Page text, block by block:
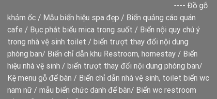
---- Đồ gỗ
khảm ốc / Mẫu biển hiệu spa đẹp / Biển quảng cáo quán
cafe / Bục phát biểu mica trong suốt / Biển nội quy chú ý
trong nhà vệ sinh toilet / biển trượt thay đổi nội dung
phòng ban/ Biển chỉ dẫn khu Restroom, homestay / Biển
hiệu nhà vệ sinh / biển trượt thay đổi nội dung phòng ban/
Kệ menu gỗ để bàn / Biển chỉ dẫn nhà vệ sinh, toilet biển wc
nam nữ / mẫu biển chức danh để bàn/ Biển wc restroom